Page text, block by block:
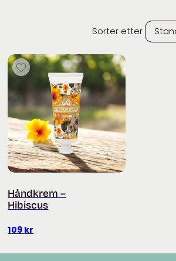
Sorter etter
Håndkrem –
Hibiscus
109 kr